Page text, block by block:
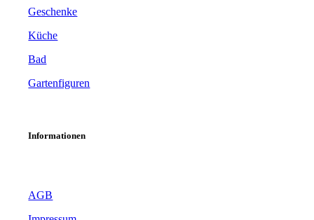
Geschenke
Küche
Bad
Gartenfiguren
Informationen
AGB